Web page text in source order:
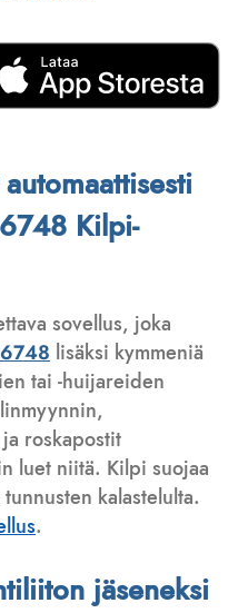
Kilpi-
sovellus, joka
lisäksi kymmeniä
tai -huijareiden
roskapostit
luet niitä. Kilpi suojaa
kalastelulta.
.
jäseneksi